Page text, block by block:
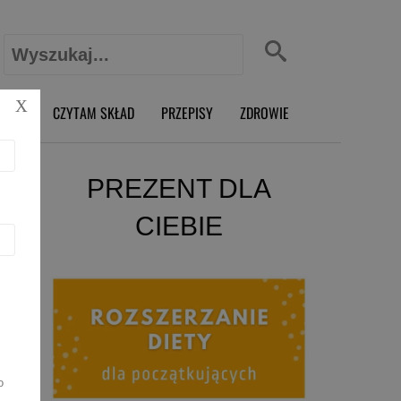
Szukaj:
RD CZYTAM SKŁAD PRZEPISY ZDROWIE
PREZENT DLA
CIEBIE
X